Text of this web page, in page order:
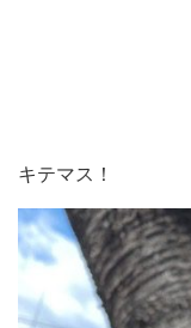
キテマス！